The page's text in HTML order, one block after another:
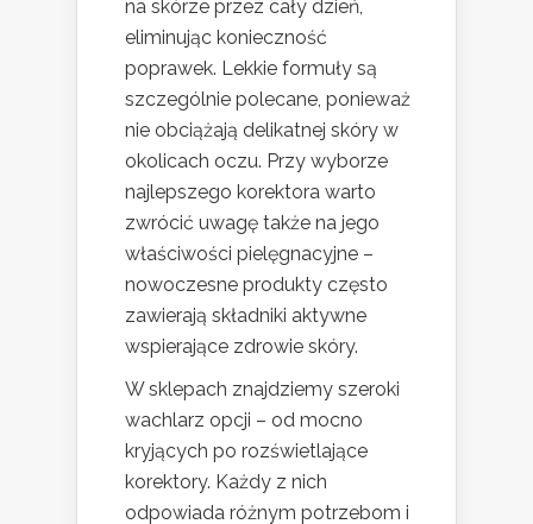
na skórze przez cały dzień,
eliminując konieczność
poprawek. Lekkie formuły są
szczególnie polecane, ponieważ
nie obciążają delikatnej skóry w
okolicach oczu. Przy wyborze
najlepszego korektora warto
zwrócić uwagę także na jego
właściwości pielęgnacyjne –
nowoczesne produkty często
zawierają składniki aktywne
wspierające zdrowie skóry.
W sklepach znajdziemy szeroki
wachlarz opcji – od mocno
kryjących po rozświetlające
korektory. Każdy z nich
odpowiada różnym potrzebom i